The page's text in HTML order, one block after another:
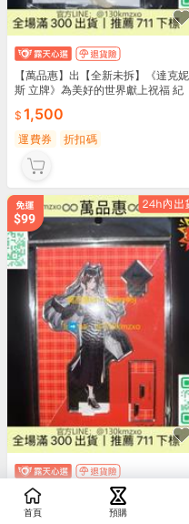
【萬品惠】出【全新未拆】《達克妮
斯 立牌》為美好的世界獻上祝福 紀
1,500
運費券 折扣碼
【萬品惠】出【全新現貨】《伊內絲
BIG亞克力立牌》明日方舟 購物ve
首頁 預購